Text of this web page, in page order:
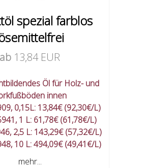
spezial farblos
ab 13,84 EUR
Öl für Holz- und
innen
0,15L: 13,84€ (92,30€/L)
1 L: 61,78€ (61,78€/L)
2,5 L: 143,29€ (57,32€/L)
10 L: 494,09€ (49,41€/L)
mehr...